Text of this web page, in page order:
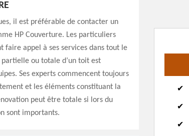
il est préférable de contacter un
HP Couverture. Les particuliers
faire appel à ses services dans tout le
ou totale d’un toit est
Ses experts commencent toujours
et les éléments constituant la
peut être totale si lors du
sont importants.